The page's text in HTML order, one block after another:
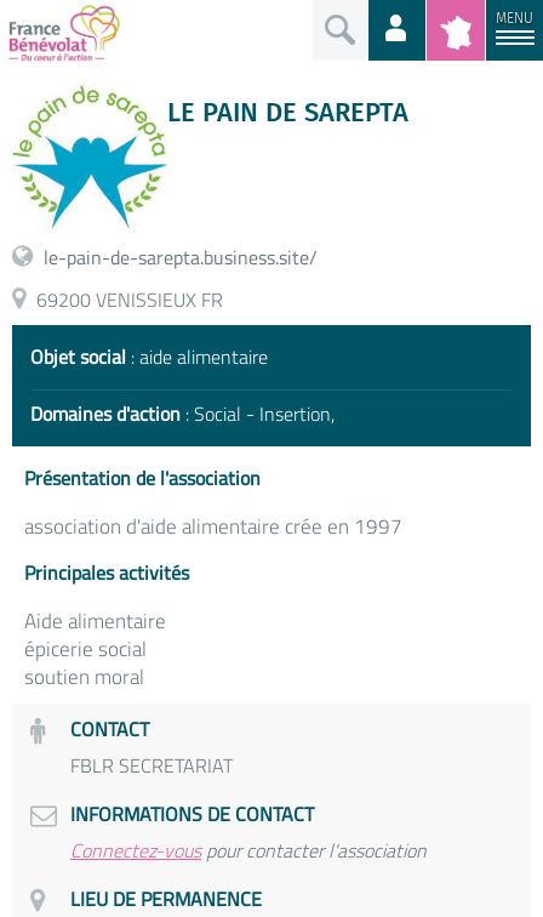
MENU
LE PAIN DE SAREPTA
le-pain-de-sarepta.business.site/
69200 VENISSIEUX FR
Objet social : aide alimentaire
Domaines d'action : Social - Insertion,
Présentation de l'association
association d'aide alimentaire crée en 1997
Principales activités
Aide alimentaire
épicerie social
soutien moral
CONTACT
FBLR SECRETARIAT
INFORMATIONS DE CONTACT
Connectez-vouspour contacter l'association
LIEU DE PERMANENCE